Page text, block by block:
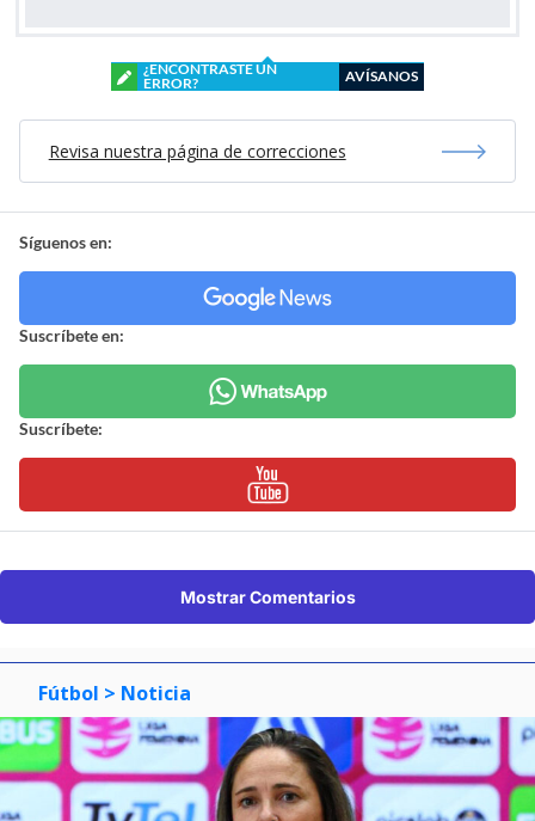
¿ENCONTRASTE UN
ERROR?
AVÍSANOS
Revisa nuestra página de correcciones
Síguenos en:
Suscríbete en:
Suscríbete:
Mostrar Comentarios
Fútbol > Noticia